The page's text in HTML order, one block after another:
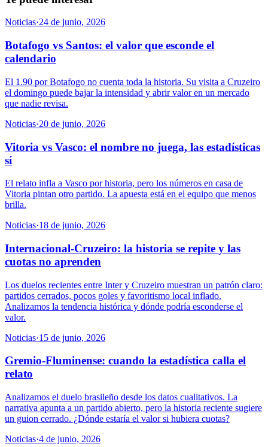
Noticias·24 de junio, 2026
Botafogo vs Santos: el valor que esconde el
calendario
El 1.90 por Botafogo no cuenta toda la historia. Su visita a Cruzeiro
el domingo puede bajar la intensidad y abrir valor en un mercado
que nadie revisa.
Noticias·20 de junio, 2026
Vitoria vs Vasco: el nombre no juega, las estadísticas
sí
El relato infla a Vasco por historia, pero los números en casa de
Vitoria pintan otro partido. La apuesta está en el equipo que menos
brilla.
Noticias·18 de junio, 2026
Internacional-Cruzeiro: la historia se repite y las
cuotas no aprenden
Los duelos recientes entre Inter y Cruzeiro muestran un patrón claro:
partidos cerrados, pocos goles y favoritismo local inflado.
Analizamos la tendencia histórica y dónde podría esconderse el
valor.
Noticias·15 de junio, 2026
Gremio-Fluminense: cuando la estadística calla el
relato
Analizamos el duelo brasileño desde los datos cualitativos. La
narrativa apunta a un partido abierto, pero la historia reciente sugiere
un guion cerrado. ¿Dónde estaría el valor si hubiera cuotas?
Noticias·4 de junio, 2026